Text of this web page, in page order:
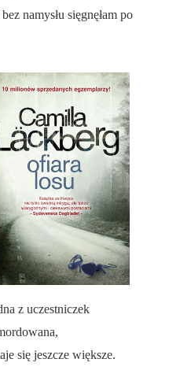
namysłu sięgnęłam po
z uczestniczek
się jeszcze większe.